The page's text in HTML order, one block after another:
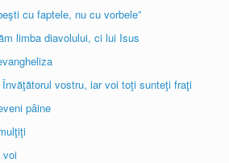
cu faptele, nu cu vorbele”
limba diavolului, ci lui Isus
vostru, iar voi toţi sunteţi fraţi
pâine
voi